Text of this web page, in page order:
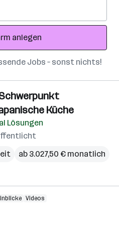
anlegen
Jobs – sonst nichts!
Küche
Lösungen
ab 3.027,50 € monatlich
Videos